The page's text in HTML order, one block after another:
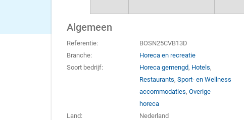
Algemeen
Referentie:
BOSN25CVB13D
Branche:
Horeca en recreatie
Soort bedrijf:
Horeca gemengd, Hotels,
Restaurants,Sport- en Wellness
accommodaties,Overige
horeca
Land:
Nederland